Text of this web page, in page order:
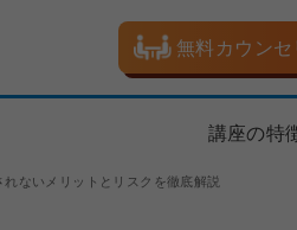
無料カウン
講座の特
ないメリットとリスクを徹底解説